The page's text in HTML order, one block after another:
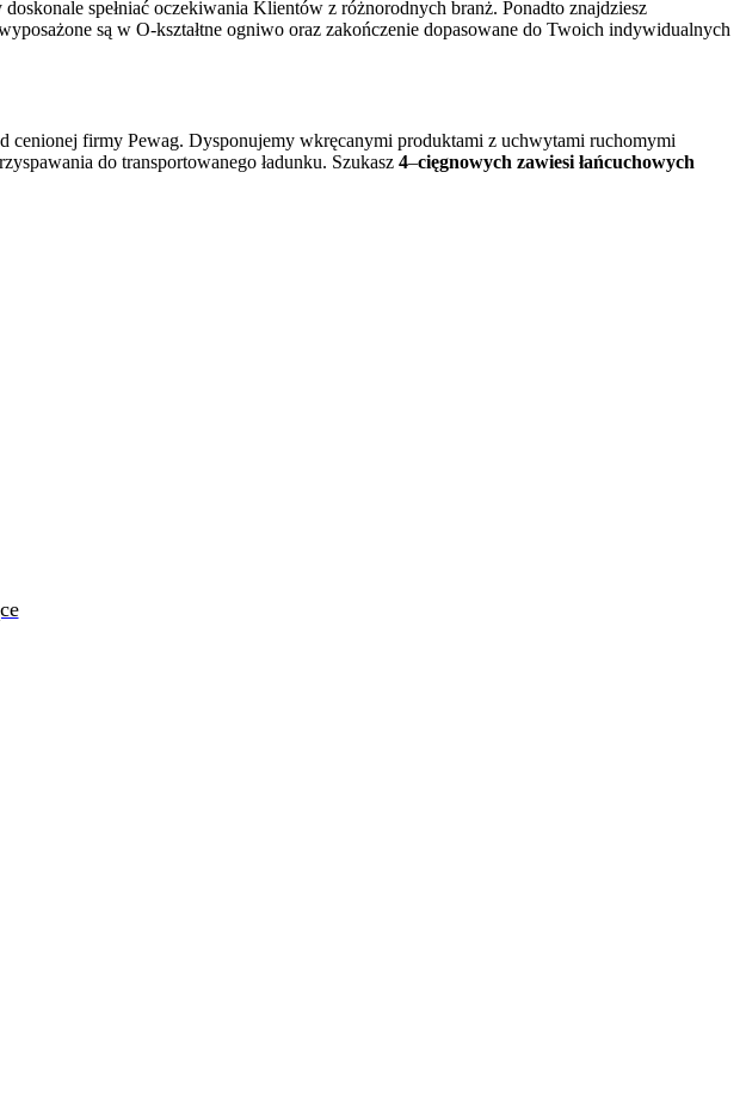
doskonale spełniać oczekiwania Klientów z różnorodnych branż. Ponadto znajdziesz
są w O-kształtne ogniwo oraz zakończenie dopasowane do Twoich indywidualnych
cenionej firmy Pewag. Dysponujemy wkręcanymi produktami z uchwytami ruchomymi
do transportowanego ładunku. Szukasz 4–cięgnowych zawiesi łańcuchowych